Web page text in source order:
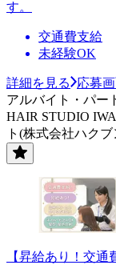
す。
交通費支給
未経験OK
詳細を見る
応募
アルバイト・パー
HAIR STUDIO
ト(株式会社ハクブ
【昇給あり！交